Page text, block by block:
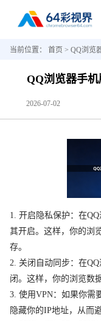
当前位置： 首页 > QQ浏览
QQ浏览器手
2026-07-02
1. 开启隐私保护：在
其开启。这样，你的浏
存。
2. 关闭自动同步：在
闭。这样，你的浏览数
3. 使用VPN：如果你需
隐藏你的IP地址，从而